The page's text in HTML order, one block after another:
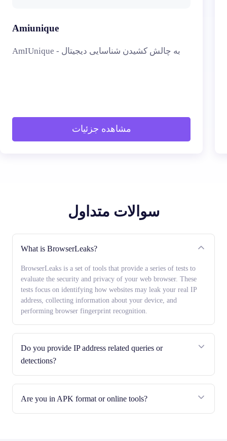
Amiunique
AmIUnique - به چالش کشیدن شناسایی دیجیتال
مشاهده جزئیات
سوالات متداول
What is BrowserLeaks?
BrowserLeaks is a set of tools that provide a series of tests to
evaluate the security and privacy of your web browser. These
tests focus on identifying how websites may leak your real IP
address, collecting information about your device, and
performing browser fingerprint recognition.
Do you provide IP address related queries or
detections?
Are you in APK format or online tools?